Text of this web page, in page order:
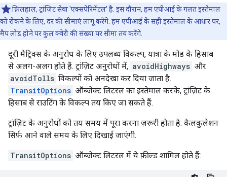
फ़िलहाल, ट्रांज़िट सेवा 'एक्सपेरिमेंटल' है. इस दौरान, हम एपीआई के गलत इस्तेमाल
को रोकने के लिए, दर की सीमाएं लागू करेंगे. हम एपीआई के सही इस्तेमाल के आधार पर,
मैप लोड होने पर कुल क्वेरी की संख्या पर सीमा तय करेंगे.
दूरी मैट्रिक्स के अनुरोध के लिए उपलब्ध विकल्प, यात्रा के मोड के हिसाब
से अलग-अलग होते हैं. ट्रांज़िट अनुरोधों में, avoidHighways और
avoidTolls विकल्पों को अनदेखा कर दिया जाता है.
TransitOptions ऑब्जेक्ट लिटरल का इस्तेमाल करके, ट्रांज़िट के
हिसाब से राउटिंग के विकल्प तय किए जा सकते हैं.
ट्रांज़िट के अनुरोधों को तय समय में पूरा करना ज़रूरी होता है. कैलकुलेशन
सिर्फ़ आने वाले समय के लिए दिखाई जाएंगी.
TransitOptions ऑब्जेक्ट लिटरल में ये फ़ील्ड शामिल होते हैं: